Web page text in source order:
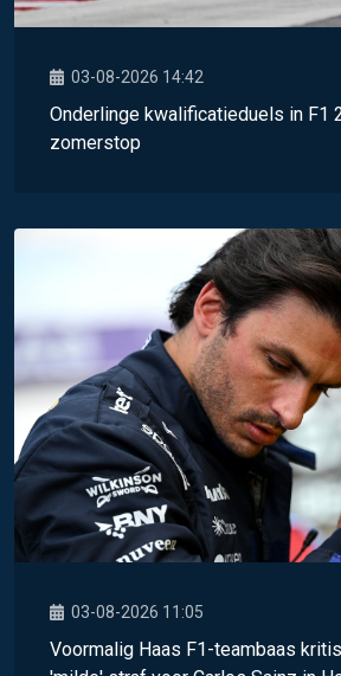
03-08-2026 14:42
Onderlinge kwalificatieduels in F1
zomerstop
03-08-2026 11:05
Voormalig Haas F1-teambaas